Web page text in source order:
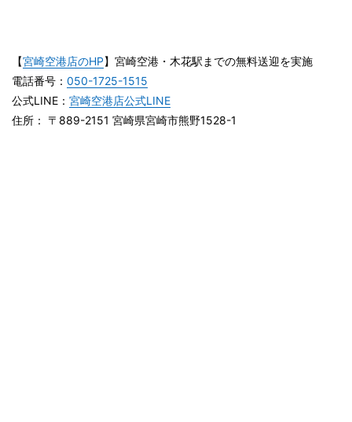
【宮崎空港店のHP】宮崎空港・木花駅までの無料送迎を実施
電話番号： 050-1725-1515
公式LINE： 宮崎空港店公式LINE
住所： 〒889-2151 宮崎県宮崎市熊野1528-1